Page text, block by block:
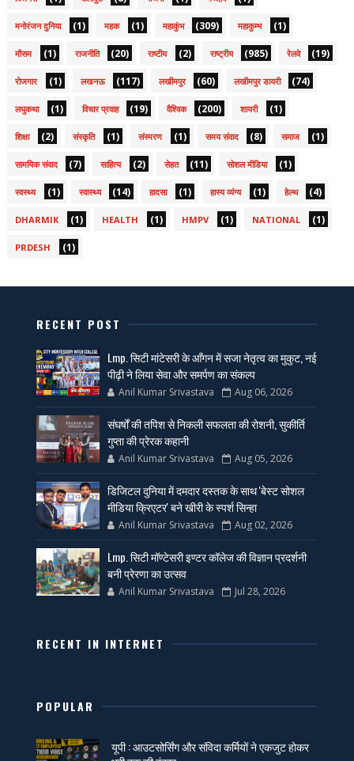
मनोरंजन दुनिया (1) महक (1) महाकुंभ (309) महाकुम्भ (1)
मौसम (1) राजनीति (20) राष्टीय (2) राष्ट्रीय (985) रेलवे (19)
रोजगार (1) लखनऊ (117) लखीमपुर (60) लखीमपुर डायरी (74)
लघुकथा (1) विचार प्रवाह (19) वैश्विक (200) शायरी (1)
शिक्षा (2) संस्कृति (1) संस्मरण (1) समय संवाद (8) समाज (1)
सामयिक संवाद (7) साहित्य (2) सेहत (11) सोशल मीडिया (1)
स्वस्थ्य (1) स्वास्थ्य (14) हादसा (1) हास्य व्यंग्य (1) हेल्थ (4)
DHARMIK (1) HEALTH (1) HMPV (1) NATIONAL (1)
PRDESH (1)
RECENT POST
Lmp. सिटी मांटेसरी के आँगन में सजा नेतृत्व का मुकुट, नई
पीढ़ी ने लिया सेवा और समर्पण का संकल्प
Anil Kumar Srivastava Aug 06, 2026
संघर्षों की तपिश से निकली सफलता की रोशनी, सुकीर्ति
गुप्ता की प्रेरक कहानी
Anil Kumar Srivastava Aug 05, 2026
डिजिटल दुनिया में दमदार दस्तक के साथ 'बेस्ट सोशल
मीडिया क्रिएटर' बने खीरी के स्पर्श सिन्हा
Anil Kumar Srivastava Aug 02, 2026
Lmp. सिटी मॉण्टेसरी इण्टर कॉलेज की विज्ञान प्रदर्शनी
बनी प्रेरणा का उत्सव
Anil Kumar Srivastava Jul 28, 2026
RECENT IN INTERNET
POPULAR
यूपी : आउटसोर्सिंग और संविदा कर्मियों ने एकजुट होकर